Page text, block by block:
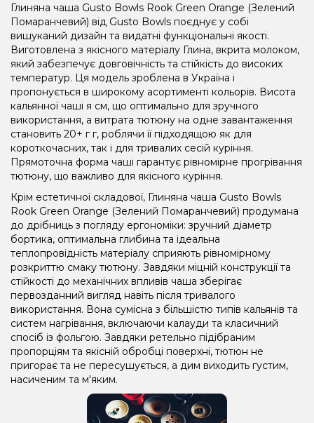
Глиняна чаша Gusto Bowls Rook Green Orange (Зелений
Помаранчевий) від Gusto Bowls поєднує у собі
вишуканий дизайн та видатні функціональні якості.
Виготовлена ​​з якісного матеріалу Глина, вкрита молоком,
який забезпечує довговічність та стійкість до високих
температур. Ця модель зроблена в Україна і
пропонується в широкому асортименті кольорів. Висота
кальянної чаші я см, що оптимально для зручного
використання, а витрата тютюну на одне завантаження
становить 20+ г г, роблячи її підходящою як для
короткочасних, так і для тривалих сесій куріння.
Прямоточна форма чаші гарантує рівномірне прогрівання
тютюну, що важливо для якісного куріння.
Крім естетичної складової, Глиняна чаша Gusto Bowls
Rook Green Orange (Зелений Помаранчевий) продумана
до дрібниць з погляду ергономіки: зручний діаметр
бортика, оптимальна глибина та ідеальна
теплопровідність матеріалу сприяють рівномірному
розкриттю смаку тютюну. Завдяки міцній конструкції та
стійкості до механічних впливів чаша зберігає
первозданний вигляд навіть після тривалого
використання. Вона сумісна з більшістю типів кальянів та
систем нагрівання, включаючи калауди та класичний
спосіб із фольгою. Завдяки ретельно підібраним
пропорціям та якісній обробці поверхні, тютюн не
пригорає та не пересушується, а дим виходить густим,
насиченим та м'яким.